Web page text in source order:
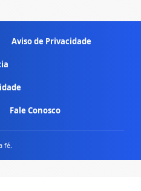
Aviso de Privacidade
Fale Conosco
fé.